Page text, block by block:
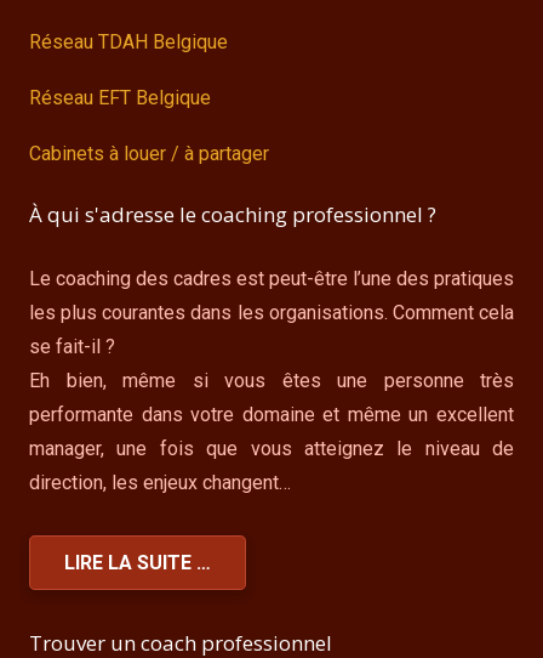
Réseau TDAH Belgique
Réseau EFT Belgique
Cabinets à louer / à partager
À qui s'adresse le coaching professionnel ?
Le coaching des cadres est peut-être l’une des pratiques
les plus courantes dans les organisations. Comment cela
se fait-il ?
Eh bien, même si vous êtes une personne très
performante dans votre domaine et même un excellent
manager, une fois que vous atteignez le niveau de
direction, les enjeux changent…
LIRE LA SUITE …
Trouver un coach professionnel